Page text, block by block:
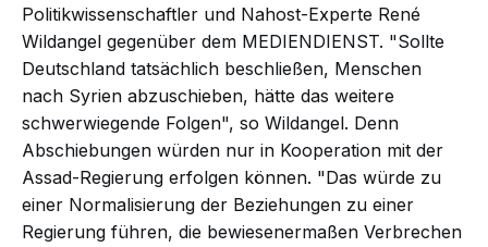
Politikwissenschaftler und Nahost-Experte René
Wildangel gegenüber dem MEDIENDIENST. "Sollte
Deutschland tatsächlich beschließen, Menschen
nach Syrien abzuschieben, hätte das weitere
schwerwiegende Folgen", so Wildangel. Denn
Abschiebungen würden nur in Kooperation mit der
Assad-Regierung erfolgen können. "Das würde zu
einer Normalisierung der Beziehungen zu einer
Regierung führen, die bewiesenermaßen Verbrechen